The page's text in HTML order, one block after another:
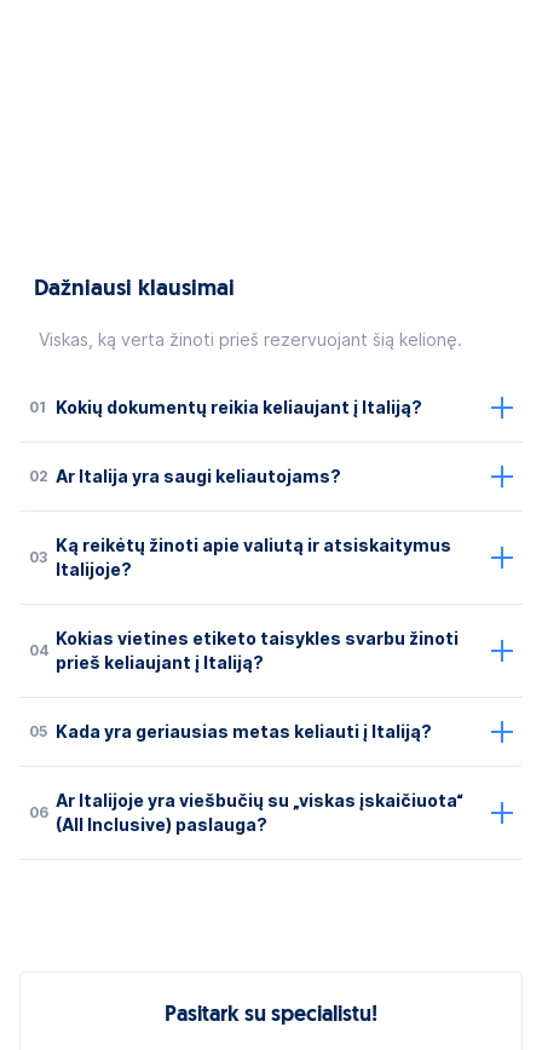
Dažniausi klausimai
Viskas, ką verta žinoti prieš rezervuojant šią kelionę.
01 Kokių dokumentų reikia keliaujant į Italiją?
02 Ar Italija yra saugi keliautojams?
03
Ką reikėtų žinoti apie valiutą ir atsiskaitymus
Italijoje?
04
Kokias vietines etiketo taisykles svarbu žinoti
prieš keliaujant į Italiją?
05 Kada yra geriausias metas keliauti į Italiją?
06
Ar Italijoje yra viešbučių su „viskas įskaičiuota“
(All Inclusive) paslauga?
Pasitark su specialistu!